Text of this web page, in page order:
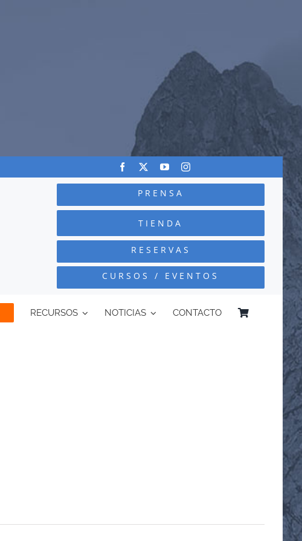
PRENSA
TIENDA
RESERVAS
CURSOS / EVENTOS
RECURSOS NOTICIAS CONTACTO